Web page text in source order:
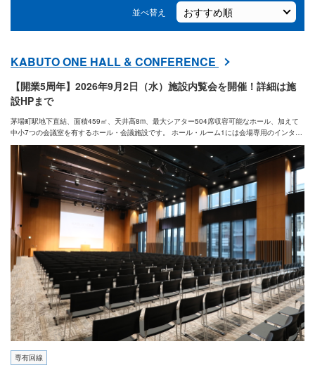
１時間あたりの料金
その他の条件
新着で絞り込む
並べ替え
KABUTO ONE HALL & CONFERENCE
【開業5周年】2026年9月2日（水）施設内覧会を開催！詳細は施
設HPまで
茅場町駅地下直結、面積459㎡、天井高8m、最大シアター504席収容可能なホール、加えて
中小7つの会議室を有するホール・会議施設です。 ホール・ルーム1には会場専用のインター
ネット回線(無料)をご用意しており、さらにホールの回線はNUROアクセススタンダード(有
料)をお選びいただくことが可能です。ぜひこの新しくおしゃれな施設のご利用をご検討くだ
専有回線